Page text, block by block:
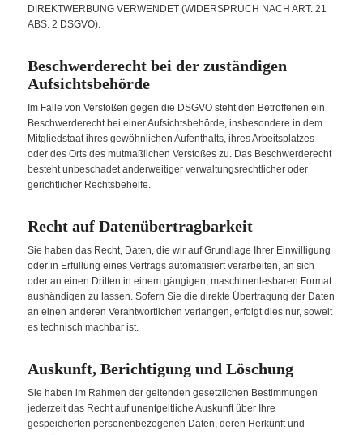
DIREKTWERBUNG VERWENDET (WIDERSPRUCH NACH ART. 21
ABS. 2 DSGVO).
Beschwerde­recht bei der zuständigen
Aufsichts­behörde
Im Falle von Verstößen gegen die DSGVO steht den Betroffenen ein
Beschwerderecht bei einer Aufsichtsbehörde, insbesondere in dem
Mitgliedstaat ihres gewöhnlichen Aufenthalts, ihres Arbeitsplatzes
oder des Orts des mutmaßlichen Verstoßes zu. Das Beschwerderecht
besteht unbeschadet anderweitiger verwaltungsrechtlicher oder
gerichtlicher Rechtsbehelfe.
Recht auf Daten­übertrag­barkeit
Sie haben das Recht, Daten, die wir auf Grundlage Ihrer Einwilligung
oder in Erfüllung eines Vertrags automatisiert verarbeiten, an sich
oder an einen Dritten in einem gängigen, maschinenlesbaren Format
aushändigen zu lassen. Sofern Sie die direkte Übertragung der Daten
an einen anderen Verantwortlichen verlangen, erfolgt dies nur, soweit
es technisch machbar ist.
Auskunft, Berichtigung und Löschung
Sie haben im Rahmen der geltenden gesetzlichen Bestimmungen
jederzeit das Recht auf unentgeltliche Auskunft über Ihre
gespeicherten personenbezogenen Daten, deren Herkunft und